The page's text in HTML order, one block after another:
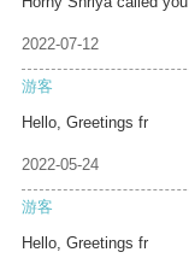
2022-07-12
游客
Hello, Greetings fr
2022-05-24
游客
Hello, Greetings fr